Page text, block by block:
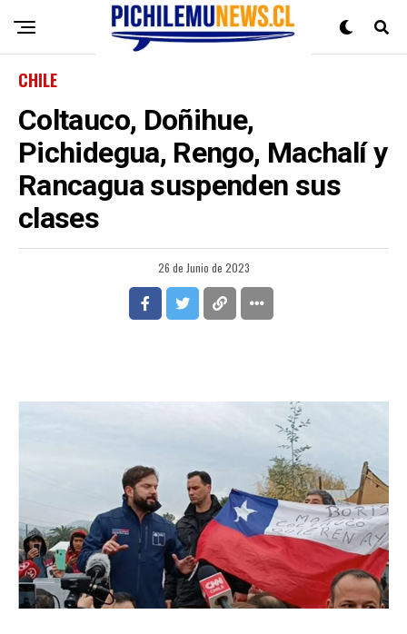
CHILE
Coltauco, Doñihue,
Pichidegua, Rengo, Machalí y
Rancagua suspenden sus
clases
26 de Junio de 2023